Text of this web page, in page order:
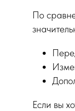
По
Если вы